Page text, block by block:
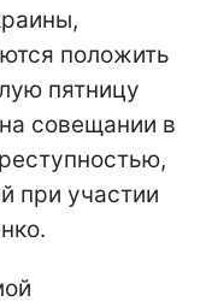
положить
пятницу
совещании в
при участии